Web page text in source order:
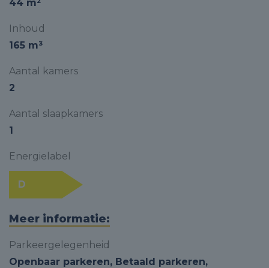
44 m²
Inhoud
165 m³
Aantal kamers
2
Aantal slaapkamers
1
Energielabel
D
Meer informatie:
Parkeergelegenheid
Openbaar parkeren, Betaald parkeren,